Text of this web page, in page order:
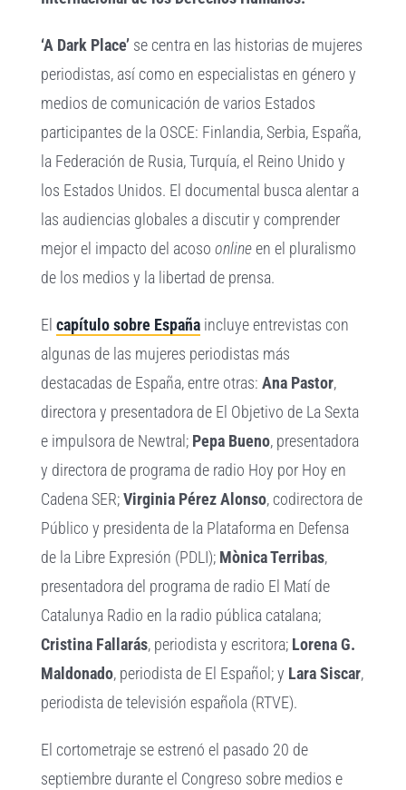
‘A Dark Place’ se centra en las historias de mujeres
periodistas, así como en especialistas en género y
medios de comunicación de varios Estados
participantes de la OSCE: Finlandia, Serbia, España,
la Federación de Rusia, Turquía, el Reino Unido y
los Estados Unidos. El documental busca alentar a
las audiencias globales a discutir y comprender
mejor el impacto del acosoonlineen el pluralismo
de los medios y la libertad de prensa.
Elcapítulo sobre España incluye entrevistas con
algunas de las mujeres periodistas más
destacadas de España, entre otras:Ana Pastor,
directora y presentadora de El Objetivo de ​​La Sexta
e impulsora de Newtral; Pepa Bueno, presentadora
y directora de programa de radio Hoy por Hoy en
Cadena SER;Virginia Pérez Alonso, codirectora de
Público y presidenta de la Plataforma en Defensa
de la Libre Expresión (PDLI); Mònica Terribas,
presentadora del programa de radio El Matí de
Catalunya Radio en la radio pública catalana;
Cristina Fallarás, periodista y escritora; Lorena G.
Maldonado, periodista de El Español; y Lara Siscar,
periodista de televisión española (RTVE).
El cortometraje se estrenó el pasado 20 de
septiembre durante el Congreso sobre medios e